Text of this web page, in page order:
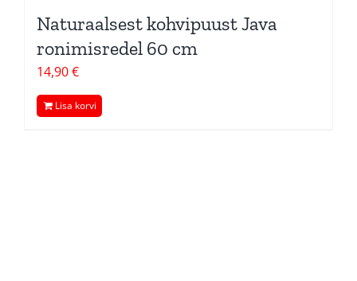
Naturaalsest kohvipuust Java
ronimisredel 60 cm
14,90€
Lisa korvi